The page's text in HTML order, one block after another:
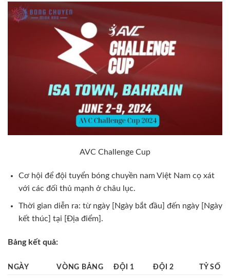
AVC Challenge Cup
Cơ hội để đội tuyển bóng chuyền nam Việt Nam cọ xát
với các đối thủ mạnh ở châu lục.
Thời gian diễn ra: từ ngày [Ngày bắt đầu] đến ngày [Ngày
kết thúc] tại [Địa điểm].
Bảng kết quả:
NGÀY VÒNG BẢNG ĐỘI 1 ĐỘI 2 TỶ SỐ